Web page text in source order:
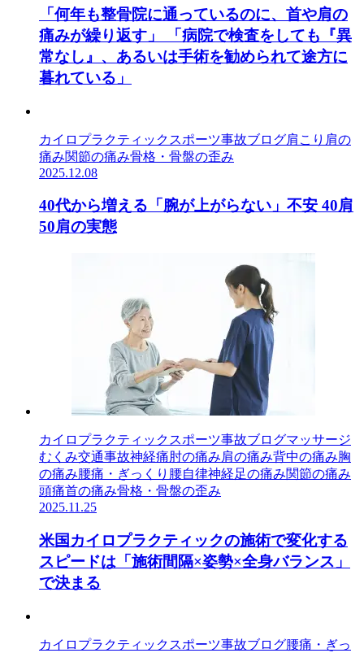
「何年も整骨院に通っているのに、首や肩の
痛みが繰り返す」 「病院で検査をしても『異
常なし』、あるいは手術を勧められて途方に
暮れている」
カイロプラクティック スポーツ事故ブログ肩こり 肩の
痛み関節の痛み骨格・骨盤の歪み
2025.12.08
40代から増える「腕が上がらない」不安 40肩
50肩の実態
カイロプラクティック スポーツ事故ブログマッサージ
むくみ交通事故神経痛 肘の痛み肩の痛み背中の痛み胸
の痛み腰痛・ぎっくり腰自律神経足の痛み関節の痛み
頭痛首の痛み骨格・骨盤の歪み
2025.11.25
米国カイロプラクティックの施術で変化する
スピードは「施術間隔×姿勢×全身バランス」
で決まる
カイロプラクティック スポーツ事故ブログ腰痛・ぎっ